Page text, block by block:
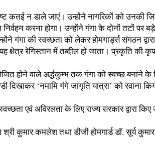
न डाले जाएं। उन्होंने नागरिकों को उनकी
करना होगा। उन्होंने गंगा के दोनों तटों पर
गंगा की स्वच्छता को लेकर होमगार्ड्स संगठन
रेगिस्तान में तब्दील हो जाता। प्रकृति की
होने वाले अर्द्धकुम्भ तक गंगा को स्वच्छ बनाने
‘नमामि गंगे जागृति यात्रा’ को रवाना
एवं अविरलता के लिए राज्य सरकार द्वारा
कुमार कमलेश तथा डीजी होमगार्ड डाॅ. सूर्य